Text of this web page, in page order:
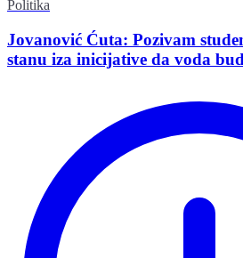
Politika
Jovanović Ćuta: Pozivam
stanu iza inicijative da voda